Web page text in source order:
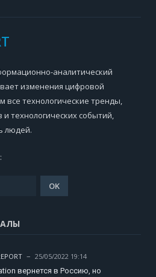
аналитический
изменения цифровой
технологические тренды,
технологических событий,
людей.
25/05/2022 19:14
вернется в Россию, но